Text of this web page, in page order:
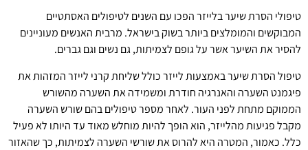
טיפולי הסרת שיער בלייזר הפכו עם השנים לטיפולים האסתטיים
המבוקשים והמומלצים ביותר בשוק בישראל. מרבית האנשים מעוניינים
להסיר את השיער אשר על גופם לצמיתות, גם נשים וגם גברים.
טיפול הסרת שיער באמצעות לייזר כולל שליחת קרני לייזר המזהות את
פיגמנט השערה והאנרגיה חודרת ומשמידה את השערה מהשורש
הממוקם מתחת לפני העור. לאחר מספר טיפולים בהם שורש השערה
מקבל פגיעות מהלייזר, הוא הופך להיות מוחלש מאוד עד היותו לא פעיל
כלל. כאמור, המטרה היא להרוס את שורשי השערה לצמיתות, כך שהאזור